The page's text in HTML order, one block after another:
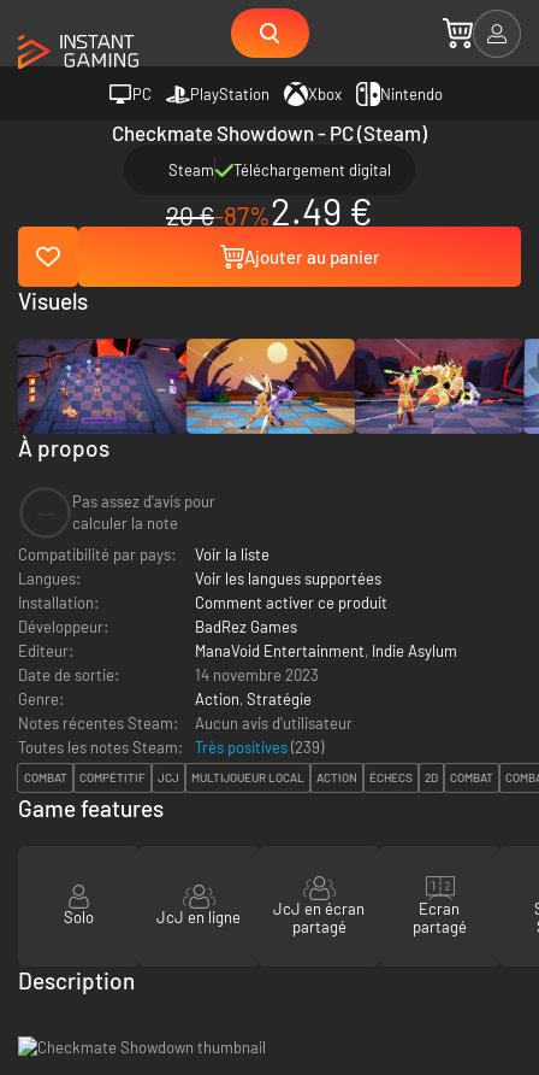
PC PlayStation Xbox Nintendo
Checkmate Showdown - PC (Steam)
Steam Téléchargement digital
20 €-87%2.49 €
Ajouter au panier
À propos
Pas assez d'avis pour
calculer la note
Compatibilité par pays:
Voir la liste
Langues:
Voir les langues supportées
Installation:
Comment activer ce produit
Développeur:
BadRez Games
Editeur:
ManaVoid Entertainment, Indie Asylum
Date de sortie:
14 novembre 2023
Genre:
Action, Stratégie
Notes récentes Steam:
Aucun avis d'utilisateur
Toutes les notes Steam:
Très positives(239)
COMBAT COMPÉTITIF JCJ MULTIJOUEUR LOCAL ACTION ÉCHECS 2D COMBAT
Visuels
Game features
Solo JcJ en ligne
JcJ en écran
partagé
Ecran
partagé
Description